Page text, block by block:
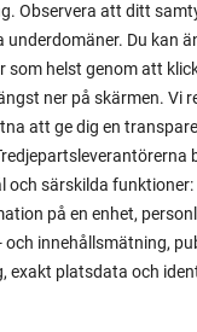
Observera att ditt
underdomäner. Du kan
som helst genom att
ner på skärmen. Vi
att ge dig en
och särskilda
på en enhet,
och innehållsmätning,
exakt platsdata och